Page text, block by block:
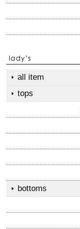
all item
tops
bottoms